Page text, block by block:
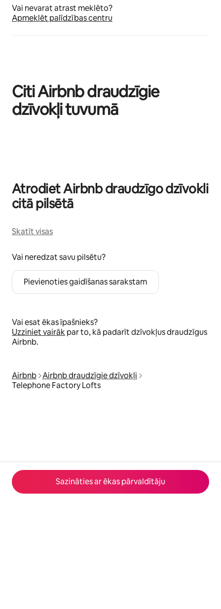
Sazināties ar ēkas pārvaldītāju
Vai nevarat atrast meklēto?
Apmeklēt palīdzības centru
Citi Airbnb draudzīgie
dzīvokļi tuvumā
Atrodiet Airbnb draudzīgo dzīvokli
citā pilsētā
Skatīt visas
Vai neredzat savu pilsētu?
Pievienoties gaidīšanas sarakstam
Vai esat ēkas īpašnieks?
Uzziniet vairākpar to, kā padarīt dzīvokļus draudzīgus
Airbnb.
Airbnb Airbnb draudzīgie dzīvokļi
Telephone Factory Lofts